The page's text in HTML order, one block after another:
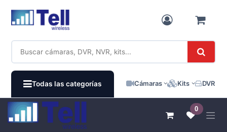
Todas las categorías Cámaras Kits DVR /
0